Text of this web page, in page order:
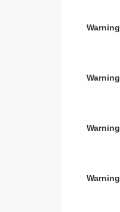
Warning
Warning
Warning
Warning